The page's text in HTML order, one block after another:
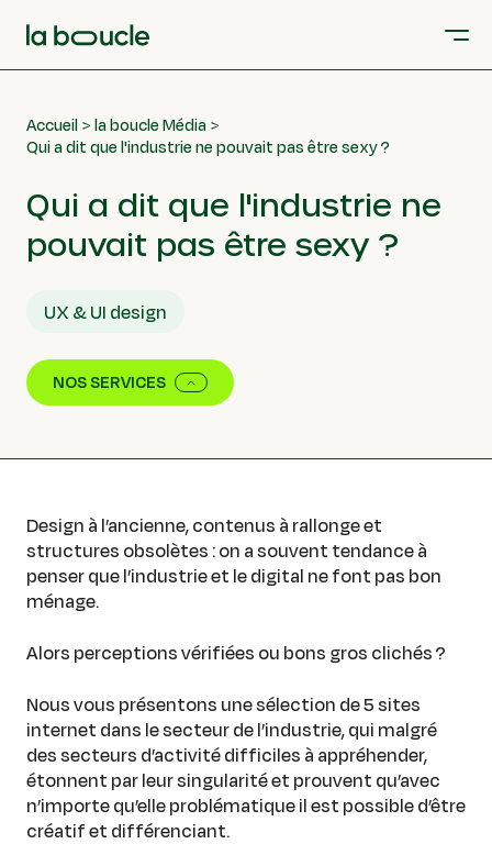
Accueil
la boucle Média
Qui a dit que l'industrie ne pouvait pas être sexy ?
Qui a dit que l'industrie ne
pouvait pas être sexy ?
UX & UI design
NOS SERVICES
Design à l’ancienne, contenus à rallonge et
structures obsolètes : on a souvent tendance à
penser que l’industrie et le digital ne font pas bon
ménage.
Alors perceptions vérifiées ou bons gros clichés ?
Nous vous présentons une sélection de 5 sites
internet dans le secteur de l’industrie, qui malgré
des secteurs d’activité difficiles à appréhender,
étonnent par leur singularité et prouvent qu’avec
n’importe qu’elle problématique il est possible d’être
créatif et différenciant.